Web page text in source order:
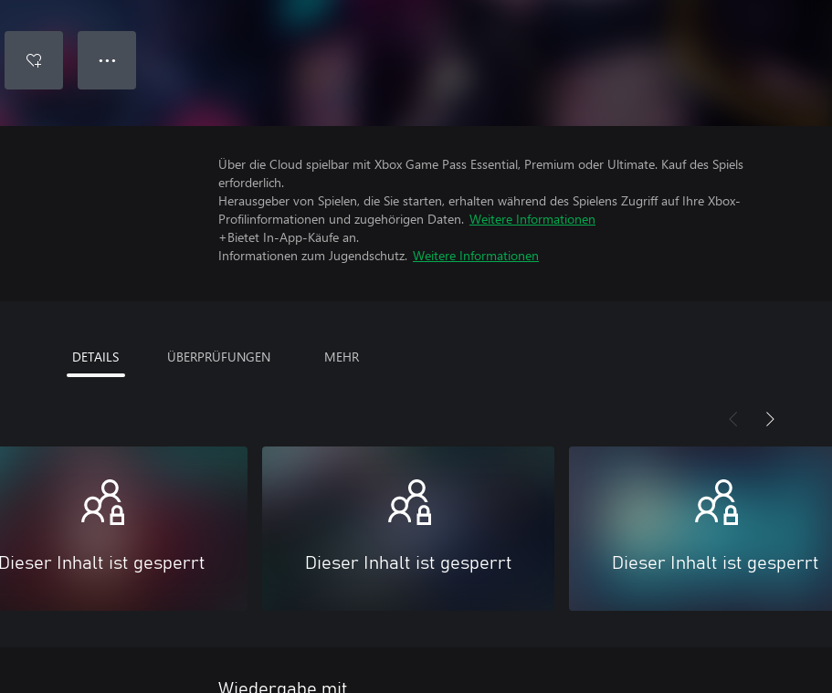
● ● ●
Über die Cloud spielbar mit Xbox Game Pass Essential, Premium oder Ultimate. Kauf des Spiels
erforderlich.
Herausgeber von Spielen, die Sie starten, erhalten während des Spielens Zugriff auf Ihre Xbox-
Profilinformationen und zugehörigen Daten. Weitere Informationen
+Bietet In-App-Käufe an.
Informationen zum Jugendschutz. Weitere Informationen
DETAILS ÜBERPRÜFUNGEN MEHR
Dieser Inhalt ist gesperrt Dieser Inhalt ist gesperrt Dieser Inhalt ist gesperrt
Wiedergabe mit